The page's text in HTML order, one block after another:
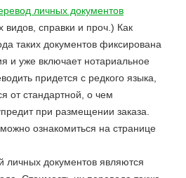
личных документов
видов, справки и проч.) Как
таких документов фиксирована
и уже включает нотариальное
придется с редкого языка,
от стандартной, о чем
при размещении заказа.
ознакомиться на странице
личных документов являются